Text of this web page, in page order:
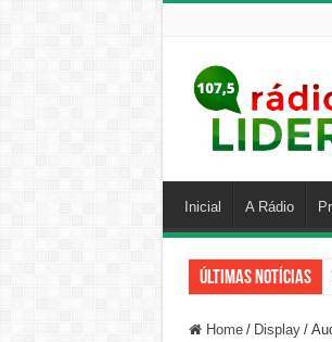
Inicial A Rádio
Últimas Notícias
Home / Display /